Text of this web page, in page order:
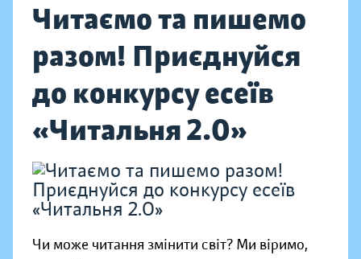
Читаємо та пишемо
разом! Приєднуйся
до конкурсу есеїв
«Читальня 2.0»
Чи може читання змінити світ? Ми віримо,